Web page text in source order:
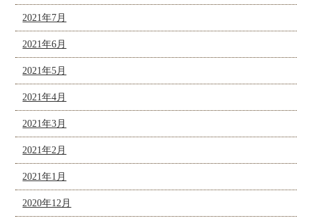
2021年7月
2021年6月
2021年5月
2021年4月
2021年3月
2021年2月
2021年1月
2020年12月